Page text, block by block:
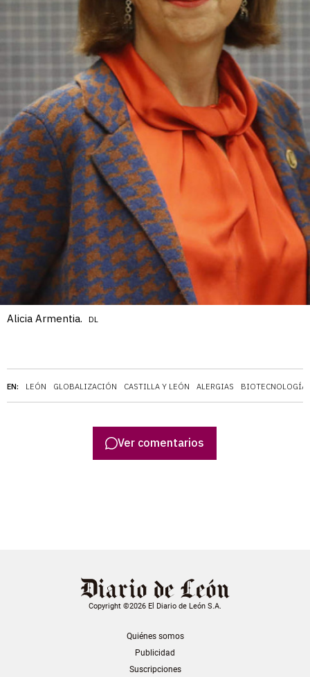
EN: LEÓN GLOBALIZACIÓN CASTILLA Y LEÓN ALERGIAS BIOTECNOLOGÍA
Alicia Armentia. DL
Ver comentarios
Copyright ©2026 El Diario de León S.A.
Quiénes somos
Publicidad
Suscripciones